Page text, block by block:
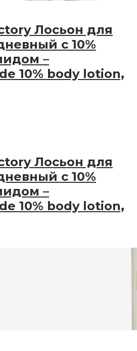
Лосьон для
с 10%
–
10% body lotion,
Лосьон для
с 10%
–
10% body lotion,